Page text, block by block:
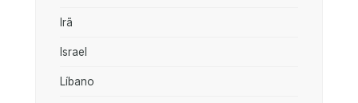
Irã
Israel
Líbano